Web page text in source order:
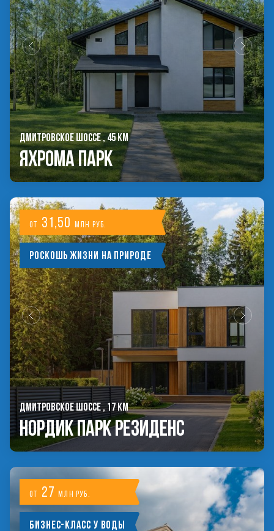
ДМИТРОВСКОЕ ШОССЕ , 45 КМ
Яхрома Парк
от 31,50 млн руб.
Роскошь жизни на природе
ДМИТРОВСКОЕ ШОССЕ , 17 КМ
Нордик Парк Резиденс
от 27млн руб.
Бизнес-класс у воды